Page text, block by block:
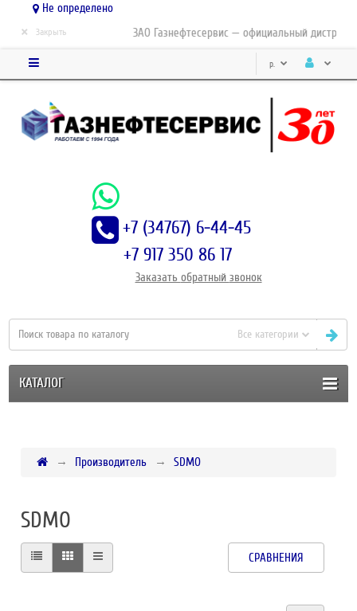
Не определено
ЗАО Газнефтесервис — официальный
× Закрыть
р.
+7 (34767) 6-44-45
+7 917 350 86 17
Заказать обратный звонок
Все категории
КАТАЛОГ
Производитель SDMO
SDMO
СРАВНЕНИЯ